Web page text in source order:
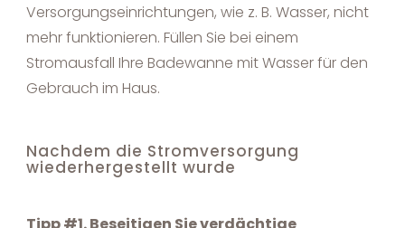
Versorgungseinrichtungen, wie z. B. Wasser, nicht
mehr funktionieren. Füllen Sie bei einem
Stromausfall Ihre Badewanne mit Wasser für den
Gebrauch im Haus.
Nachdem die Stromversorgung
wiederhergestellt wurde
Tipp #1. Beseitigen Sie verdächtige